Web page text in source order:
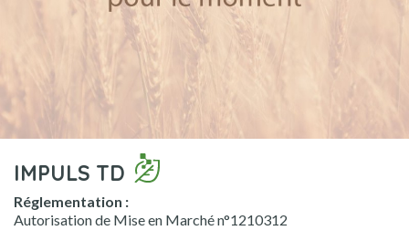
IMPULS TD
Réglementation :
Autorisation de Mise en Marché n°1210312